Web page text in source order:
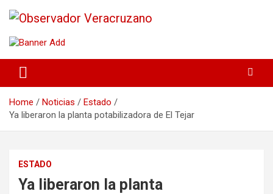
Observador Veracruzano
Home Noticias
Estado
Ya liberaron la planta potabilizadora de El Tejar
ESTADO
Ya liberaron la planta